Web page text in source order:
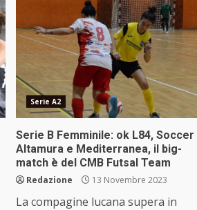
Serie A2
Serie B Femminile: ok L84, Soccer
Altamura e Mediterranea, il big-
match è del CMB Futsal Team
Redazione 13 Novembre 2023
La compagine lucana supera in